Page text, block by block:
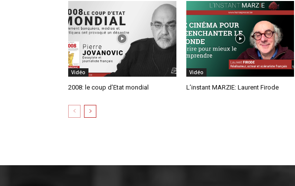
Vidéo
2008: le coup d’Etat mondial
Vidéo
L’instant MARZIE: Laurent Firode